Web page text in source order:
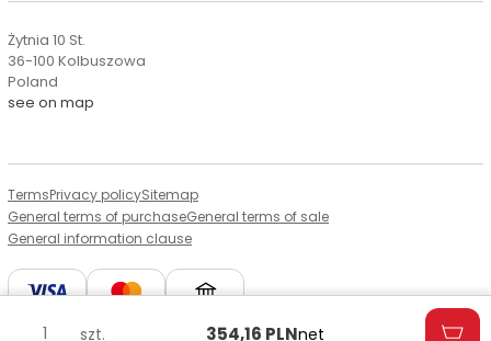
szt. 354,16 PLNnet
Żytnia 10 St.
36-100 Kolbuszowa
Poland
see on map
TermsPrivacy policySitemap
General terms of purchaseGeneral terms of sale
General information clause